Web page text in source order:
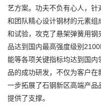
艺方案。功夫不负有心人，
和团队精心设计钢材的元素
和试验，攻克了悬架弹簧用
品达到国内最高强度级别
能等各项关键指标均达到国
品的成功研发，不仅为客户
一步拓展了石钢新区高端产
提供了支撑。